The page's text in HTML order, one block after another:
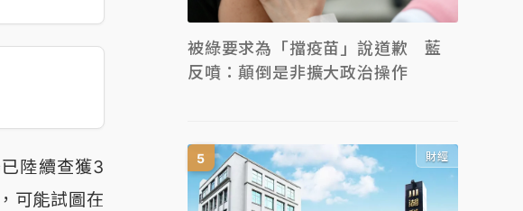
陸續查獲3
可能試圖在
被綠要求為「擋疫苗」說道歉 藍
反噴：顛倒是非擴大政治操作
財經